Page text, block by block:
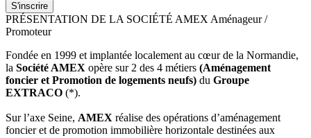
S'inscrire
PRÉSENTATION DE LA SOCIÉTÉ AMEX Aménageur /
Promoteur
Fondée en 1999 et implantée localement au cœur de la Normandie,
la Société AMEX opère sur 2 des 4 métiers (Aménagement
foncier et Promotion de logements neufs) du Groupe
EXTRACO (*).
Sur l’axe Seine, AMEX réalise des opérations d’aménagement
foncier et de promotion immobilière horizontale destinées aux